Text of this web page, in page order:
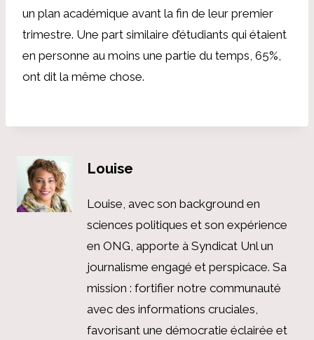
un plan académique avant la fin de leur premier
trimestre. Une part similaire d’étudiants qui étaient
en personne au moins une partie du temps, 65%,
ont dit la même chose.
Louise
Louise, avec son background en
sciences politiques et son expérience
en ONG, apporte à Syndicat Unl un
journalisme engagé et perspicace. Sa
mission : fortifier notre communauté
avec des informations cruciales,
favorisant une démocratie éclairée et